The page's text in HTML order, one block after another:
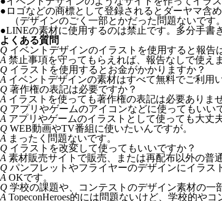
● ロゴなどの商標として登録されるとダーヤマ含
（デザインのごく一部とかだった問題ないです
●LINEの素材に使用するのは禁止です。多分手書
よくある質問
Q イベントデザインのイラストを使用すると報告
A 禁止事項を守ってもらえれば、報告なしで使えま
Q イラストを使用するとお金がかかりますか？
A イベントデザインの素材はすべて無料でご利用
Q 著作権の表記は必要ですか？
A イラストを使っても著作権の表記は必要ありませ
Q アプリやゲームのアイコンなどに使ってもいい
A アプリやゲームのイラストとして使っても大丈
Q WEB動画やTV番組に使いたいんですが。
A まったく問題ないです。
Q イラストを改変して使ってもいいですか？
A 素材販売サイトで販売、または再配布以外の普
Q パンフレットやフライヤーのデザインにイラス
A OKです。
Q 学校の課題や、コンテストのデザイン素材の一
A TopeconHeroes的には問題ないけど、学校的や